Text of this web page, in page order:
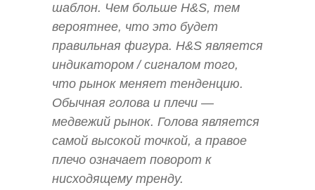
шаблон. Чем больше H&S, тем
вероятнее, что это будет
правильная фигура. H&S является
индикатором / сигналом того,
что рынок меняет тенденцию.
Обычная голова и плечи —
медвежий рынок. Голова является
самой высокой точкой, а правое
плечо означает поворот к
нисходящему тренду.